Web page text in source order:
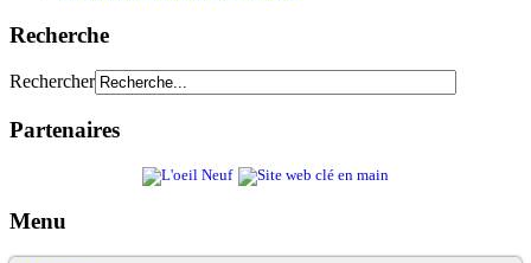
Recherche
Rechercher
Partenaires
Menu